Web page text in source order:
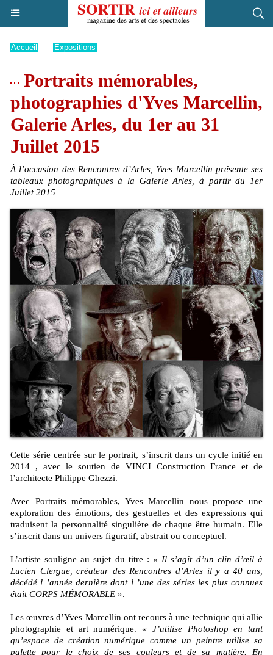
Accueil Expositions
Portraits mémorables,
photographies d'Yves Marcellin,
Galerie Arles, du 1er au 31
Juillet 2015
À l’occasion des Rencontres d’Arles, Yves Marcellin présente ses
tableaux photographiques à la Galerie Arles, à partir du 1er
Juillet 2015
Cette série centrée sur le portrait, s’inscrit dans un cycle initié en
2014 , avec le soutien de VINCI Construction France et de
l’architecte Philippe Ghezzi.
Avec Portraits mémorables, Yves Marcellin nous propose une
exploration des émotions, des gestuelles et des expressions qui
traduisent la personnalité singulière de chaque être humain. Elle
s’inscrit dans un univers figuratif, abstrait ou conceptuel.
L’artiste souligne au sujet du titre :« Il s’agit d’un clin d’œil à
Lucien Clergue, créateur des Rencontres d’Arles il y a 40 ans,
décédé l ’année dernière dont l ’une des séries les plus connues
était CORPS MÉMORABLE ».
Les œuvres d’Yves Marcellin ont recours à une technique qui allie
photographie et art numérique. « J’utilise Photoshop en tant
qu’espace de création numérique comme un peintre utilise sa
palette pour le choix de ses couleurs et de sa matière. En